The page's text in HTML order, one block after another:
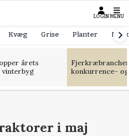
LOGIN MENU
Kvæg Grise Planter
årets
konkurrence-
i maj